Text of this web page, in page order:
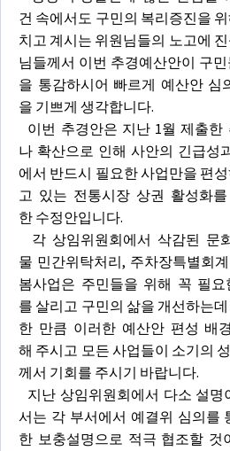
건 속에서도 구민의 복리증진을
치고 계시는 위원님들의 노고에
님들께서 이번 추경예산안이 구
을 통감하시어 빠르게 예산안 심
을 기쁘게 생각합니다.
이번 추경안은 지난 1월 제출한
나 확산으로 인해 사안의 긴급성
에서 반드시 필요한 사업만을 편
고 있는 전통시장 상권 활성화
한 수정안입니다.
각 상임위원회에서 삭감된 문
물 민간위탁처리, 주차장특별회
봄사업은 주민들을 위해 꼭 필
를 살리고 구민의 삶을 개선하는
한 만큼 이러한 예산안 편성 배
해 주시고 모든 사업들이 소기의
께서 기회를 주시기 바랍니다.
지난 상임위원회에서 다소 설명
서는 각 부서에서 예결위 심의를
한 보충설명으로 적극 협조할 것